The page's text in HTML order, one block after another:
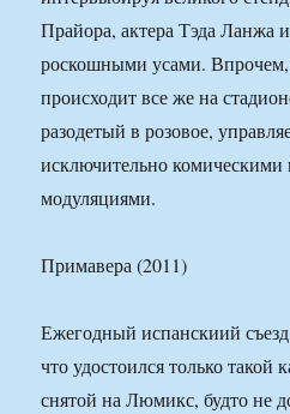
Прайора, актера Тэда Ланжа
роскошными усами.
происходит все же на
разодетый в розовое,
исключительно комическими
модуляциями.
Примавера (2011)
Ежегодный испанскиий
что удостоился только такой
снятой на Люмикс, будто не